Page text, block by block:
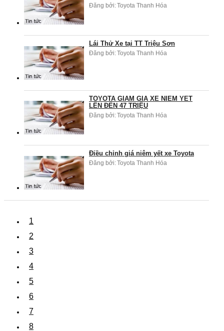
Đăng bởi:Toyota Thanh Hóa
Lái Thử Xe tại TT Triệu Sơn
Đăng bởi:Toyota Thanh Hóa
TOYOTA GIẢM GIÁ XE NIÊM YẾT
LÊN ĐẾN 47 TRIỆU
Đăng bởi:Toyota Thanh Hóa
Điều chỉnh giá niêm yết xe Toyota
Đăng bởi:Toyota Thanh Hóa
1
2
3
4
5
6
7
8